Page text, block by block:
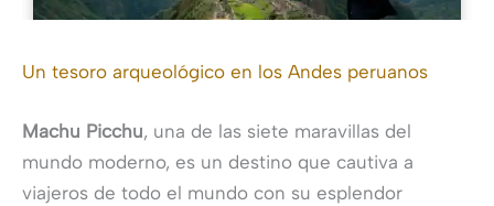
Un tesoro arqueológico en los Andes peruanos
Machu Picchu, una de las siete maravillas del
mundo moderno, es un destino que cautiva a
viajeros de todo el mundo con su esplendor